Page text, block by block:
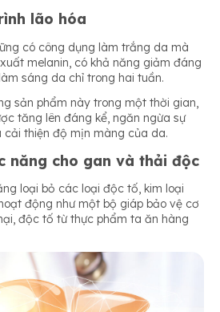
lão hóa
có công dụng làm trắng da mà
melanin, có khả năng giảm đáng
sáng da chỉ trong hai tuần.
sản phẩm này trong một thời gian,
tăng lên đáng kể, ngăn ngừa sự
cải thiện độ mịn màng của da.
năng cho gan và thải độc
loại bỏ các loại độc tố, kim loại
động như một bộ giáp bảo vệ cơ
độc tố từ thực phẩm ta ăn hàng